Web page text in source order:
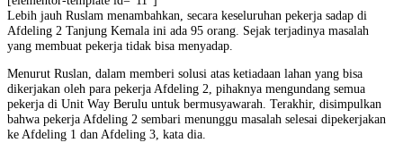
Lebih jauh Ruslam menambahkan, secara keseluruhan pekerja sadap di
Afdeling 2 Tanjung Kemala ini ada 95 orang. Sejak terjadinya masalah
yang membuat pekerja tidak bisa menyadap.
Menurut Ruslan, dalam memberi solusi atas ketiadaan lahan yang bisa
dikerjakan oleh para pekerja Afdeling 2, pihaknya mengundang semua
pekerja di Unit Way Berulu untuk bermusyawarah. Terakhir, disimpulkan
bahwa pekerja Afdeling 2 sembari menunggu masalah selesai dipekerjakan
ke Afdeling 1 dan Afdeling 3, kata dia.